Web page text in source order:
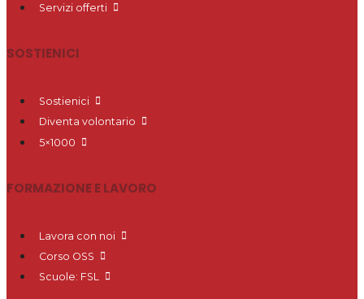
Servizi offerti
SOSTIENICI
Sostienici
Diventa volontario
5×1000
FORMAZIONE E LAVORO
Lavora con noi
Corso OSS
Scuole: FSL